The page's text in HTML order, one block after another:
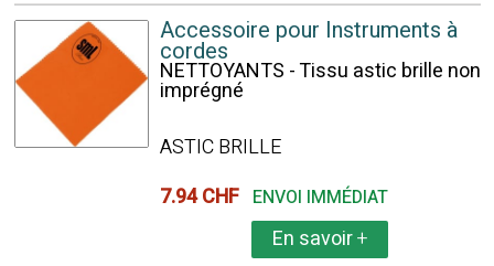
Accessoire pour Instruments à
cordes
NETTOYANTS - Tissu astic brille non
imprégné
ASTIC BRILLE
7.94 CHF ENVOI IMMÉDIAT
En savoir+